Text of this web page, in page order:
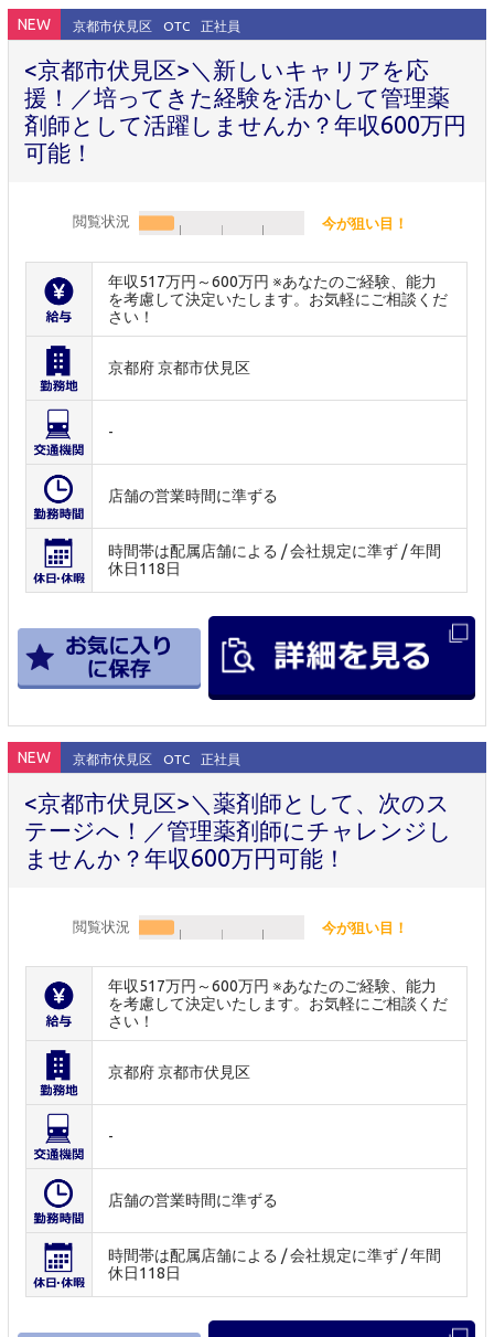
NEW 京都市伏見区 OTC 正社員
<京都市伏見区>＼新しいキャリアを応
援！／培ってきた経験を活かして管理薬
剤師として活躍しませんか？年収600万円
可能！
閲覧状況 今が狙い目！
年収517万円～600万円 ※あなたのご経験、能力
を考慮して決定いたします。お気軽にご相談くだ
さい！
京都府 京都市伏見区
-
店舗の営業時間に準ずる
時間帯は配属店舗による / 会社規定に準ず / 年間
休日118日
NEW 京都市伏見区 OTC 正社員
<京都市伏見区>＼薬剤師として、次のス
テージへ！／管理薬剤師にチャレンジし
ませんか？年収600万円可能！
閲覧状況 今が狙い目！
年収517万円～600万円 ※あなたのご経験、能力
を考慮して決定いたします。お気軽にご相談くだ
さい！
京都府 京都市伏見区
-
店舗の営業時間に準ずる
時間帯は配属店舗による / 会社規定に準ず / 年間
休日118日